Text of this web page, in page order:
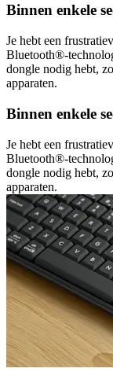
Binnen enkele
Je hebt een
Bluetooth®-
dongle nodig hebt,
apparaten.
Binnen enkele
Je hebt een
Bluetooth®-
dongle nodig hebt,
apparaten.